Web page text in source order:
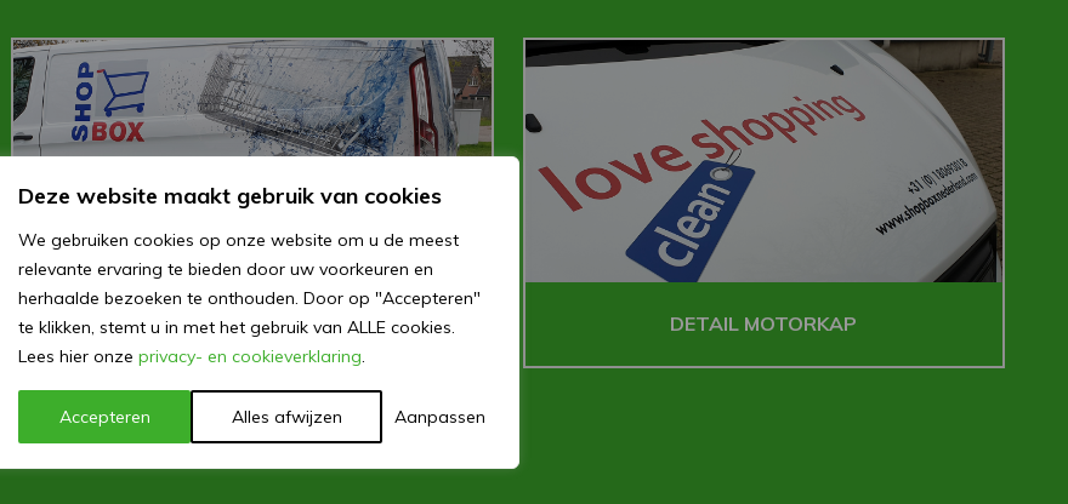
Deze website maakt gebruik van cookies
We gebruiken cookies op onze website om u de meest
relevante ervaring te bieden door uw voorkeuren en
herhaalde bezoeken te onthouden. Door op "Accepteren"
te klikken, stemt u in met het gebruik van ALLE cookies.
Lees hier onze privacy- en cookieverklaring.
Aanpassen
Alles afwijzen
Accepteren
FULL-COLOR DETAIL MOTORKAP